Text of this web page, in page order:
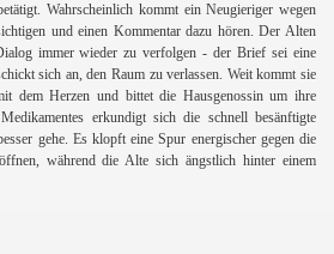
Wahrscheinlich kommt ein Neugieriger wegen
und einen Kommentar dazu hören. Der Alten
immer wieder zu verfolgen - der Brief sei eine
sich an, den Raum zu verlassen. Weit kommt sie
dem Herzen und bittet die Hausgenossin um ihre
erkundigt sich die schnell besänftigte
gehe. Es klopft eine Spur energischer gegen die
während die Alte sich ängstlich hinter einem